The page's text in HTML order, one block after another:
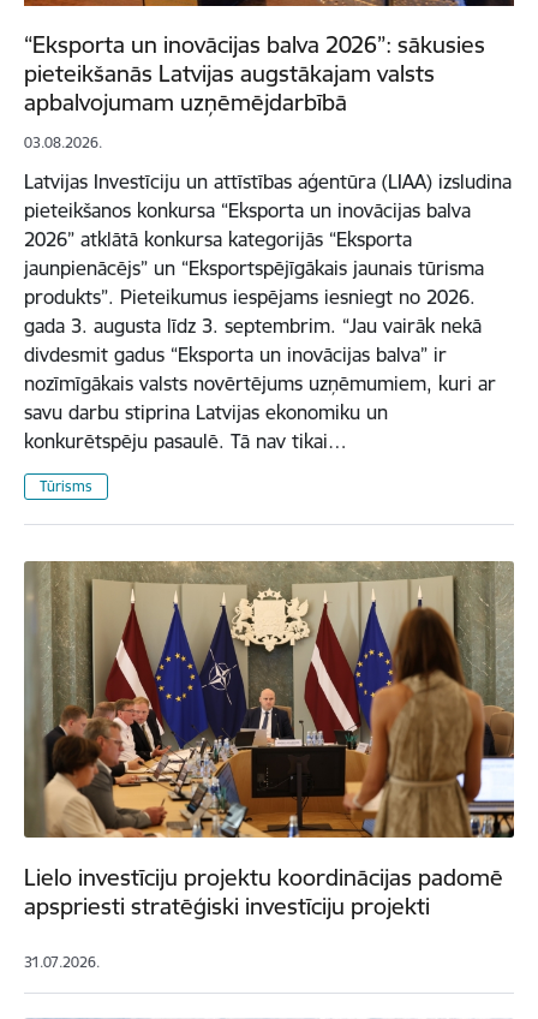
“Eksporta un inovācijas balva 2026”: sākusies
pieteikšanās Latvijas augstākajam valsts
apbalvojumam uzņēmējdarbībā
03.08.2026.
Latvijas Investīciju un attīstības aģentūra (LIAA) izsludina
pieteikšanos konkursa “Eksporta un inovācijas balva
2026” atklātā konkursa kategorijās “Eksporta
jaunpienācējs” un “Eksportspējīgākais jaunais tūrisma
produkts”. Pieteikumus iespējams iesniegt no 2026.
gada 3. augusta līdz 3. septembrim. “Jau vairāk nekā
divdesmit gadus “Eksporta un inovācijas balva” ir
nozīmīgākais valsts novērtējums uzņēmumiem, kuri ar
savu darbu stiprina Latvijas ekonomiku un
konkurētspēju pasaulē. Tā nav tikai…
Tūrisms
Lielo investīciju projektu koordinācijas padomē
apspriesti stratēģiski investīciju projekti
31.07.2026.